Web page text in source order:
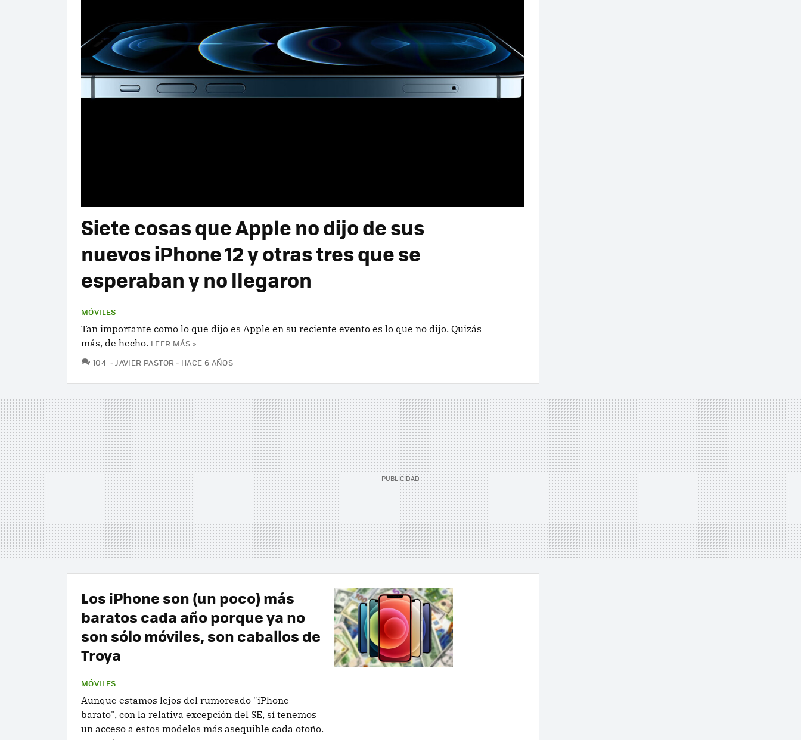
Siete cosas que Apple no dijo de sus
nuevos iPhone 12 y otras tres que se
esperaban y no llegaron
MÓVILES
Tan importante como lo que dijo es Apple en su reciente evento es lo que no dijo. Quizás
más, de hecho. LEER MÁS »
104 COMENTARIOS
JAVIER PASTOR HACE 6 AÑOS
Los iPhone son (un poco) más
baratos cada año porque ya no
son sólo móviles, son caballos de
Troya
MÓVILES
Aunque estamos lejos del rumoreado "iPhone
barato", con la relativa excepción del SE, sí tenemos
un acceso a estos modelos más asequible cada otoño.